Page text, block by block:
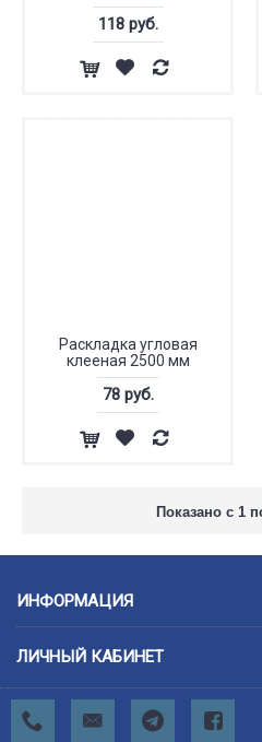
118 руб.
Раскладка угловая
клееная 2500 мм
78 руб.
Показано с 1
ИНФОРМАЦИЯ
ЛИЧНЫЙ КАБИНЕТ